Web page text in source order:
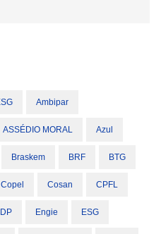
Ambipar
ASSÉDIO MORAL Azul
Braskem BRF BTG
Copel Cosan CPFL
Engie ESG